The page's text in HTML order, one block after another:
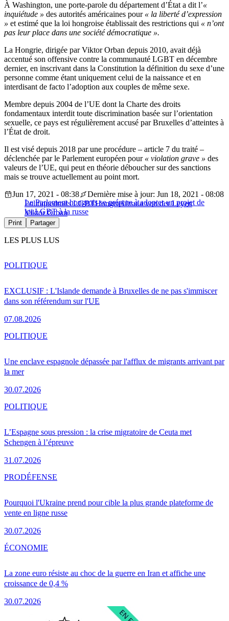
À Washington, une porte-parole du département d’État a dit l’«
inquiétude » des autorités américaines pour « la liberté d’expression
» et estimé que la loi hongroise établissait des restrictions qui « n’ont
pas leur place dans une société démocratique ».
La Hongrie, dirigée par Viktor Orban depuis 2010, avait déjà
accentué son offensive contre la communauté LGBT en décembre
dernier, en inscrivant dans la Constitution la définition du sexe d’une
personne comme étant uniquement celui de la naissance et en
interdisant de facto l’adoption aux couples de même sexe.
Membre depuis 2004 de l’UE dont la Charte des droits
fondamentaux interdit toute discrimination basée sur l’orientation
sexuelle, ce pays est régulièrement accusé par Bruxelles d’atteintes à
l’État de droit.
Il est visé depuis 2018 par une procédure – article 7 du traité –
déclenchée par le Parlement européen pour « violation grave » des
valeurs de l’UE, qui peut en théorie déboucher sur des sanctions
mais se trouve actuellement au point mort.
Le Parlement hongrois se prépare à adopter un projet de
loi LGBT à la russe
Jun 17, 2021 - 08:38
Dernière mise à jour: Jun 18, 2021 - 08:08
Politiquedroits LGBTHongrieUrsula von der Leyen
Viktor Orban
Print Partager
LES PLUS LUS
EXCLUSIF : L'Islande demande à Bruxelles de ne pas s'immiscer
dans son référendum sur l'UE
07.08.2026
POLITIQUE
Une enclave espagnole dépassée par l'afflux de migrants arrivant par
la mer
30.07.2026
POLITIQUE
L’Espagne sous pression : la crise migratoire de Ceuta met
Schengen à l’épreuve
31.07.2026
POLITIQUE
Pourquoi l'Ukraine prend pour cible la plus grande plateforme de
vente en ligne russe
30.07.2026
PRODÉFENSE
La zone euro résiste au choc de la guerre en Iran et affiche une
croissance de 0,4 %
30.07.2026
ÉCONOMIE